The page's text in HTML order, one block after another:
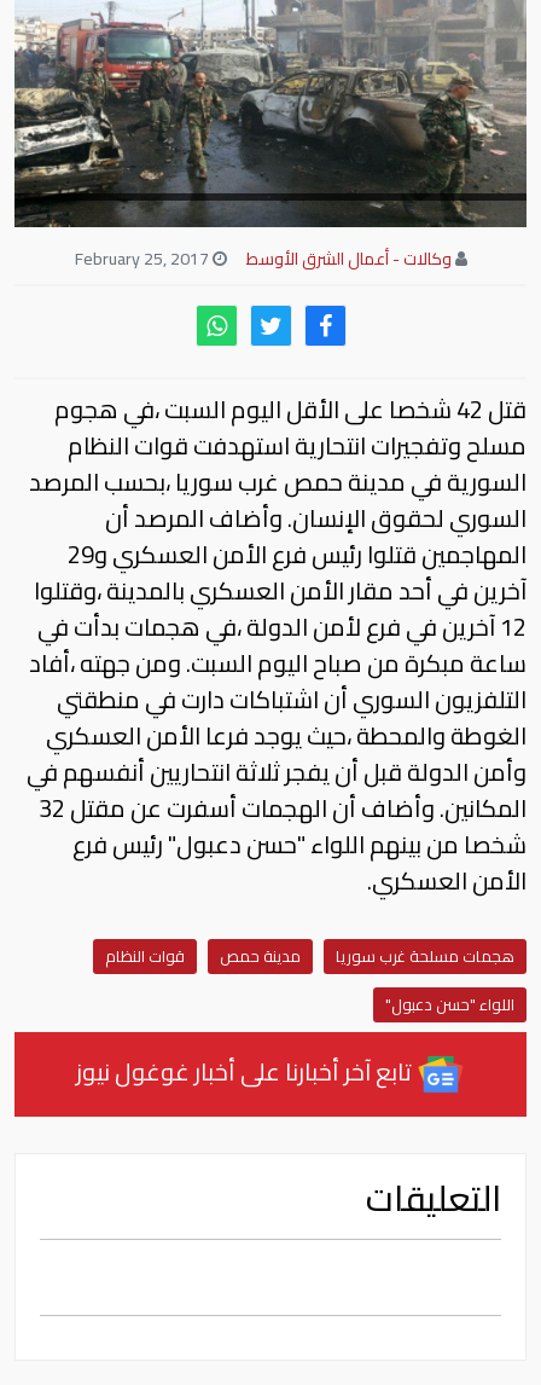
وكالات - أعمال الشرق الأوسط
قتل 42 شخصا على الأقل اليوم السبت ،في هجوم
مسلح وتفجيرات انتحارية استهدفت قوات النظام
السورية في مدينة حمص غرب سوريا ،بحسب المرصد
السوري لحقوق الإنسان. وأضاف المرصد أن
المهاجمين قتلوا رئيس فرع الأمن العسكري و29
آخرين في أحد مقار الأمن العسكري بالمدينة ،وقتلوا
12 آخرين في فرع لأمن الدولة ،في هجمات بدأت في
ساعة مبكرة من صباح اليوم السبت. ومن جهته ،أفاد
التلفزيون السوري أن اشتباكات دارت في منطقتي
الغوطة والمحطة ،حيث يوجد فرعا الأمن العسكري
وأمن الدولة قبل أن يفجر ثلاثة انتحاريين أنفسهم في
المكانين. وأضاف أن الهجمات أسفرت عن مقتل 32
شخصا من بينهم اللواء "حسن دعبول" رئيس فرع
الأمن العسكري.
هجمات مسلحة غرب سوريا مدينة حمص
قوات النظام
اللواء "حسن دعبول"
تابع آخر أخبارنا على أخبار غوغول نيوز
التعليقات